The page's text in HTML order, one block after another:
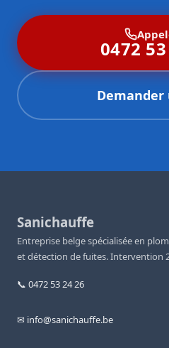
0472
Demander
Sanichauffe
Entreprise belge spécialisée en
et détection de fuites. Intervention
📞 0472 53 24 26
✉ info@sanichauffe.be